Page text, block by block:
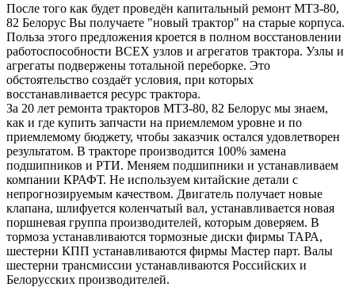
После того как будет проведён капитальный ремонт МТЗ-80,
82 Белорус Вы получаете "новый трактор" на старые корпуса.
Польза этого предложения кроется в полном восстановлении
работоспособности ВСЕХ узлов и агрегатов трактора. Узлы и
агрегаты подвержены тотальной переборке. Это
обстоятельство создаёт условия, при которых
восстанавливается ресурс трактора.
За 20 лет ремонта тракторов МТЗ-80, 82 Белорус мы знаем,
как и где купить запчасти на приемлемом уровне и по
приемлемому бюджету, чтобы заказчик остался удовлетворен
результатом. В тракторе производится 100% замена
подшипников и РТИ. Меняем подшипники и устанавливаем
компании КРАФТ. Не используем китайские детали с
непрогнозируемым качеством. Двигатель получает новые
клапана, шлифуется коленчатый вал, устанавливается новая
поршневая группа производителей, которым доверяем. В
тормоза устанавливаются тормозные диски фирмы ТАРА,
шестерни КПП устанавливаются фирмы Мастер парт. Валы
шестерни трансмиссии устанавливаются Российских и
Белорусских производителей.